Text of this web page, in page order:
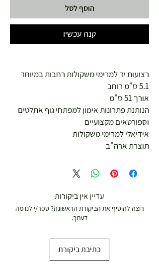
הוסף לסל
קנה עכשיו
רצועות יד למרימי משקולות רחבות במיוחד
5.1 ס"מ רוחב
אורך 51 ס"מ
הנותנת פתרונות אימון למפתחי גוף אתלטים
וספורטאים מקצועיים
אידיאלי למרימי משקולות
תוצרת ארה"ב
עדיין אין ביקורות
רוצה להוסיף את הביקורת הראשונה? ספר/י לנו מה
דעתך.
כתיבת ביקורת